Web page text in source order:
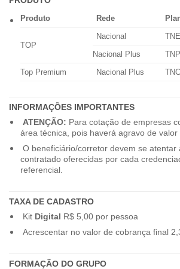
Produto Rede
TOP
Nacional
Nacional Plus
Top Premium
Nacional Plus
INFORMAÇÕES IMPORTANTES
ATENÇÃO: Para cotação de empresas
área técnica, pois haverá agravo de valor
O beneficiário/corretor devem se
contratado oferecidas por cada
referencial.
TAXA DE CADASTRO
Kit Digital R$ 5,00 por pessoa
Acrescentar no valor de cobrança final
FORMAÇÃO DO GRUPO